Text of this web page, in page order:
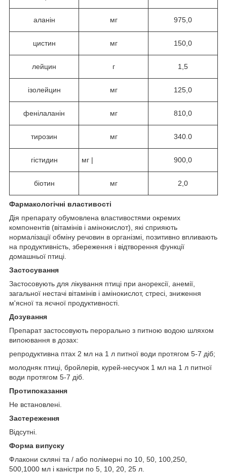
аланін мг 975,0
цистин мг 150,0
лейцин г 1,5
ізолейцин мг 125,0
фенілаланін мг 810,0
тирозин мг 340.0
гістидин мг | 900,0
біотин мг 2,0
Фармакологічні властивості
Дія препарату обумовлена властивостями окремих
компонентів (вітамінів і амінокислот), які сприяють
нормалізації обміну речовин в організмі, позитивно впливають
на продуктивність, збереження і відтворення функції
домашньої птиці.
Застосування
Застосовують для лікування птиці при анорексії, анемії,
загальної нестачі вітамінів і амінокислот, стресі, зниження
м'ясної та яєчної продуктивності.
Дозування
Препарат застосовують перорально з питною водою шляхом
випоювання в дозах:
репродуктивна птах 2 мл на 1 л питної води протягом 5-7 діб;
молодняк птиці, бройлерів, курей-несучок 1 мл на 1 л питної
води протягом 5-7 діб.
Протипоказання
Не встановлені.
Застереження
Відсутні.
Форма випуску
Флакони скляні та / або полімерні по 10, 50, 100,250,
500,1000 мл і каністри по 5, 10, 20, 25 л.